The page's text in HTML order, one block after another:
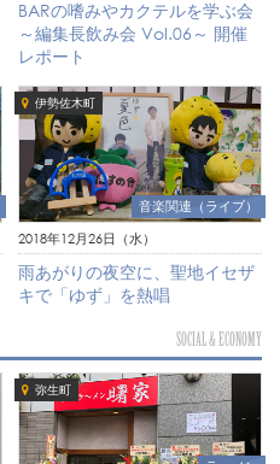
BARの嗜みやカクテルを学ぶ会
～編集長飲み会 Vol.06～ 開催
レポート
伊勢佐木町
音楽関連（ライブ）
2018年12月26日（水）
雨あがりの夜空に、聖地イセザ
キで「ゆず」を熱唱
SOCIAL & ECONOMY
弥生町